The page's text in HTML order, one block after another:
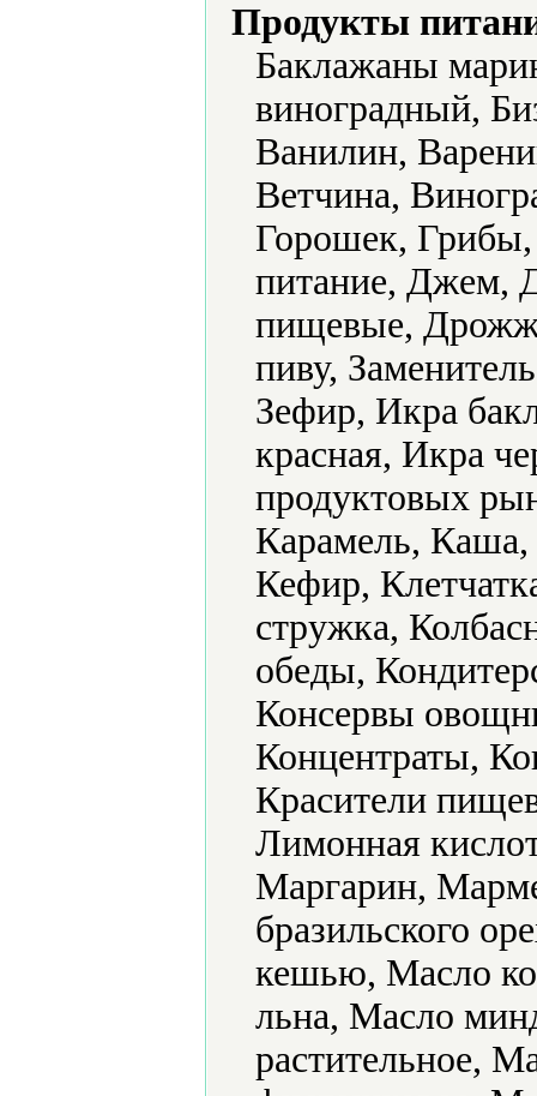
Продукты
Баклажаны
виноградный,
Ванилин,
Ветчина,
Горошек, Грибы,
питание, Джем,
пищевые,
пиву,
Зефир, Икра
красная, Икра
продуктовых
Карамель, Каша,
Кефир,
стружка,
обеды,
Консервы
Концентраты,
Красители
Лимонная
Маргарин,
бразильского
кешью, Масло
льна, Масло
растительное,